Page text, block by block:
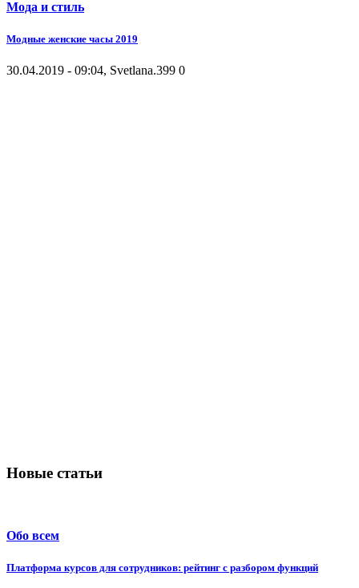
Мода и стиль
Модные женские часы 2019
30.04.2019 - 09:04, Svetlana.399 0
Новые статьи
Обо всем
Платформа курсов для сотрудников: рейтинг с разбором функций